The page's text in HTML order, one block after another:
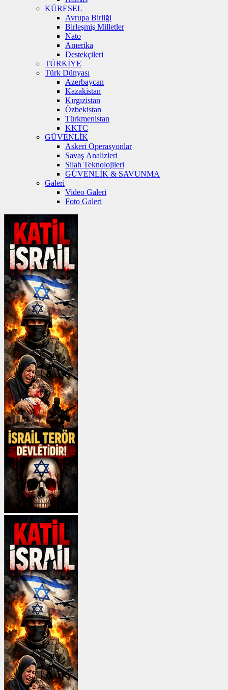
KÜRESEL
Avrupa Birliği
Birleşmiş Milletler
Nato
Amerika
Destekçileri
TÜRKİYE
Türk Dünyası
Azerbaycan
Kazakistan
Kırgızistan
Özbekistan
Türkmenistan
KKTC
GÜVENLİK
Askeri Operasyonlar
Savaş Analizleri
Silah Teknolojileri
GÜVENLİK & SAVUNMA
Galeri
Video Galeri
Foto Galeri